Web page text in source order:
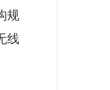
规
线